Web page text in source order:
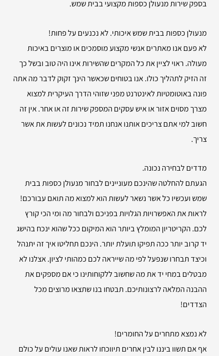
בספק שירות מנעולן כספות מקצועי בבית שמש.
מנעולן כספות בבית שמש איכותי. לא נכנעים על פחות!
לא פעם אנו מאתרים אנשי מקצוע מוסמכים או מוצרים באיכות
מעולה. ראוי לציין את כל המקרים שהשירות אינו היה טוב ובשל כך
זה הזיק לתהליך כולו. אנו בטוחים שכאשר הינך זקוק לדבר מה אתה
פונה באוטומטיות לאינטרנט מפני שזוהי הדרך העיקרית למצוא
מצרך מסוים אזור או איש עסקים המספק שירות זה או אחר. אין זה
חשוב למי אתם צריכים אותנו אנחנו תמיד נכונים לעשות את אשר
צריך.
מדדים לבחירה נכונה.
הגעתם להחלטה שהינכם מעוניינים לבחור מנעולן כספות בבית
שמש ועכשיו כל אשר נשאר לעשות הוא למצוא מה תואם עבורכם!
לראות את האפשרויות הגלויות בפניכם ולבחור מה ומי הכי קורץ
לכם. הקריטריון המומלץ ביותר הוא המיקום ככל שהוא ינכח בהישג
יד קרוב יותר ככה תפיקו תועלת יותר. הינכם תחליטו איך זה יתנהל
וכיצד תבחרו שנפעל לפי מה שייראה לכם כמהותי לציון. אצלנו לא
מבטלים במחי יד את מה שחשוב ללקוחותינו כי אם מספקים את
ההבנה המלאה לרצונותיכם. תבטחו בנו שתצאו מרוצים מכל
הצדדים!
לא נמצא מתחרים על החומרים!
אף אם תשוו ביננו לבין אחרים תיווכחו לראות שאנו עולים על כולם